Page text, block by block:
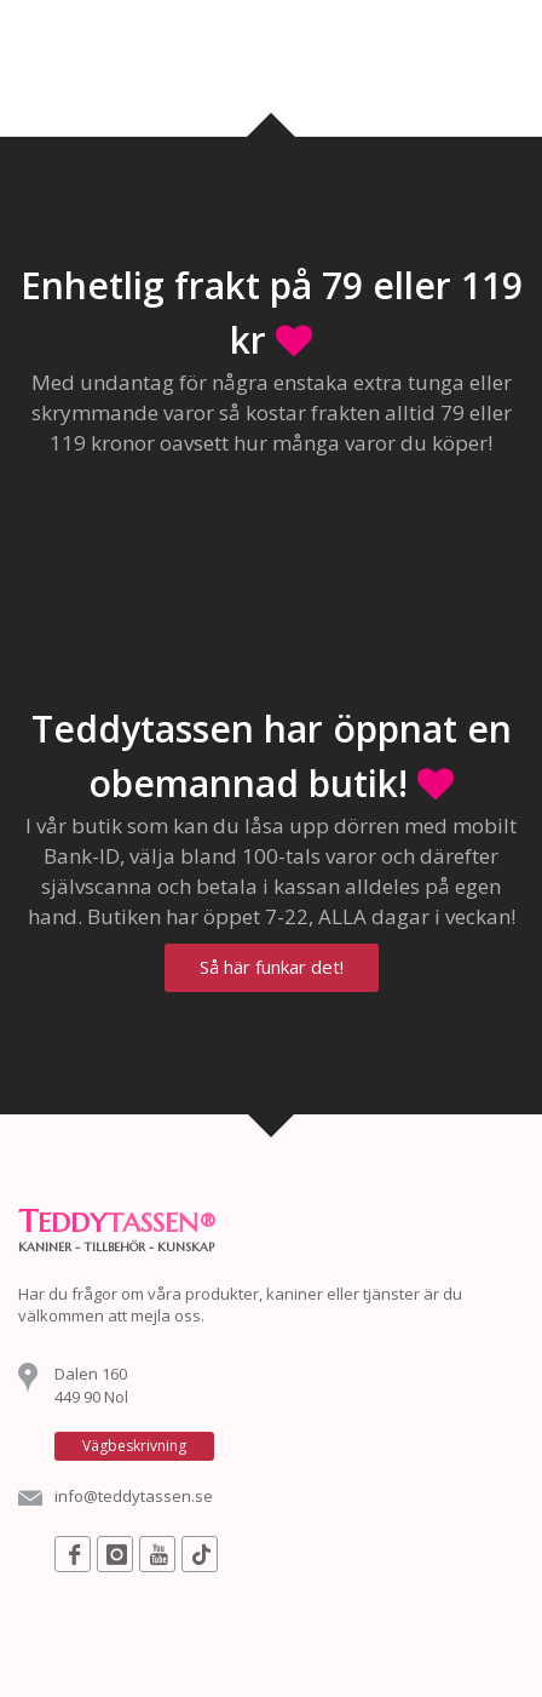
Enhetlig frakt på 79 eller 119
kr
Med undantag för några enstaka extra tunga eller
skrymmande varor så kostar frakten alltid 79 eller
119 kronor oavsett hur många varor du köper!
Teddytassen har öppnat en
obemannad butik!
I vår butik som kan du låsa upp dörren med mobilt
Bank-ID, välja bland 100-tals varor och därefter
självscanna och betala i kassan alldeles på egen
hand. Butiken har öppet 7-22, ALLA dagar i veckan!
Så här funkar det!
TEDDYTASSEN®
KANINER - TILLBEHÖR - KUNSKAP
Har du frågor om våra produkter, kaniner eller tjänster är du
välkommen att mejla oss.
Dalen 160
449 90 Nol
Vägbeskrivning
info@teddytassen.se